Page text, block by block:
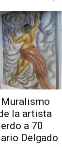
la artista
a 70
Delgado